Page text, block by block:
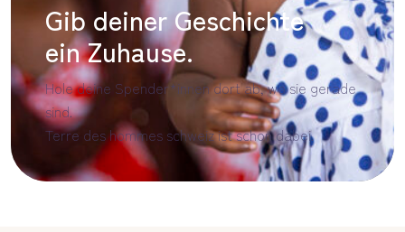
Gib deiner Geschichte
ein Zuhause.
Hole deine Spender*innen dort ab, wo sie gerade
sind.
Terre des hommes schweiz ist schon dabei.